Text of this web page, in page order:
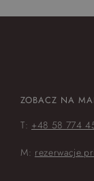
ZOBACZ NA
T: +48 58 774
M: